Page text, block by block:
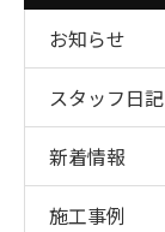
お知らせ
スタッフ日記
新着情報
施工事例